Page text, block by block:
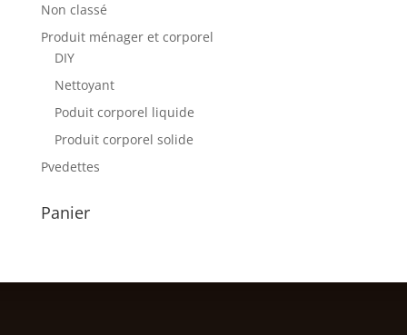
Non classé
Produit ménager et corporel
DIY
Nettoyant
Poduit corporel liquide
Produit corporel solide
Pvedettes
Panier